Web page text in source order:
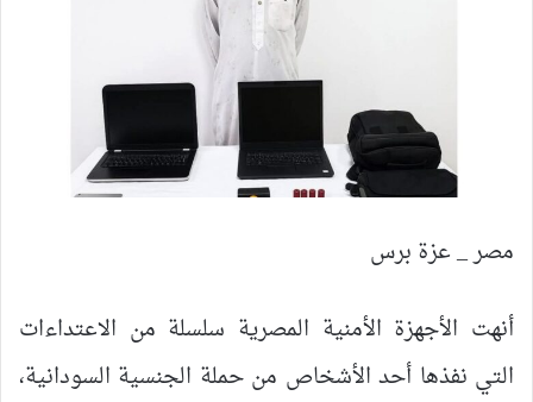
مصر _ عزة برس
أنهت الأجهزة الأمنية المصرية سلسلة من الاعتداءات
التي نفذها أحد الأشخاص من حملة الجنسية السودانية،